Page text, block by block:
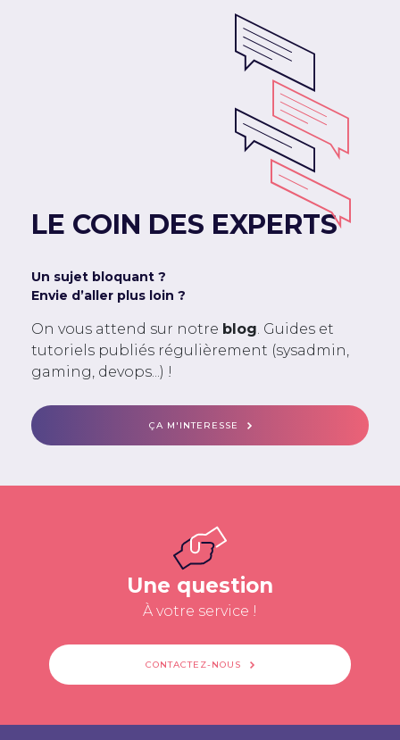
LE COIN DES EXPERTS
Un sujet bloquant ?
Envie d’aller plus loin ?
On vous attend sur notre blog. Guides et
tutoriels publiés régulièrement (sysadmin,
gaming, devops...) !
ÇA M'INTERESSE
Une question
À votre service !
CONTACTEZ-NOUS